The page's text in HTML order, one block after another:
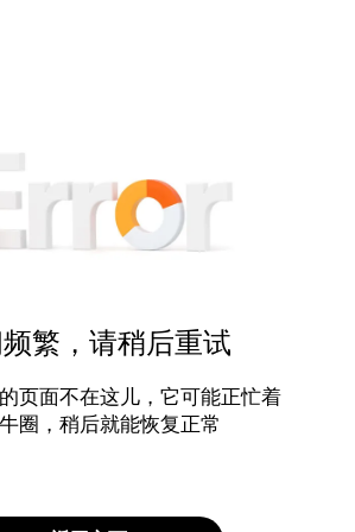
繁，请稍后重试
页面不在这儿，它可能正忙着
圈，稍后就能恢复正常